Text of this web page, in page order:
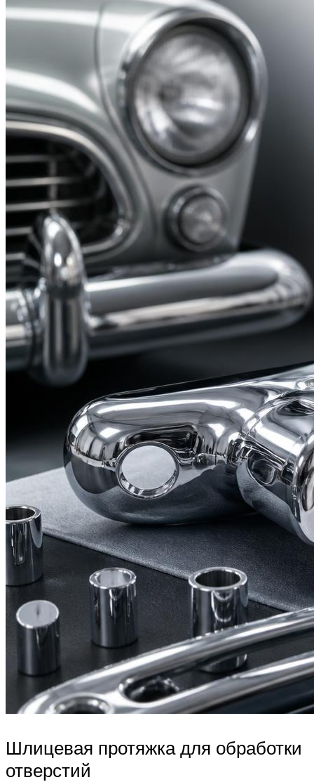
Шлицевая протяжка для обработки
отверстий